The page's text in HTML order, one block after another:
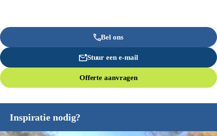
Bel ons
Stuur een e-mail
Offerte aanvragen
Inspiratie nodig?